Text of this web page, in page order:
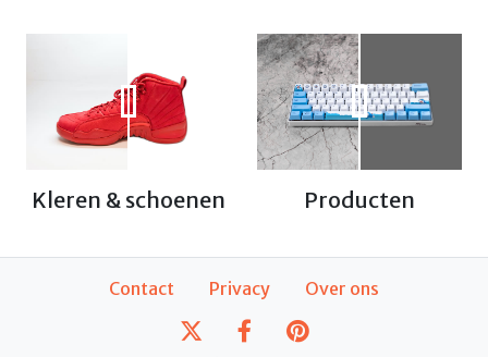
Kleren & schoenen Producten
Contact Privacy Over ons